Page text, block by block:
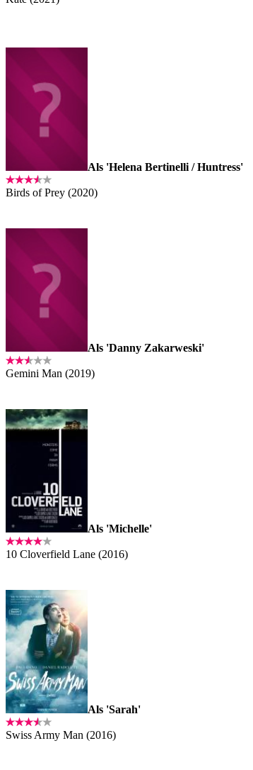
Als 'Helena Bertinelli / Huntress'
Birds of Prey (2020)
Als 'Danny Zakarweski'
Gemini Man (2019)
Als 'Michelle'
10 Cloverfield Lane (2016)
Als 'Sarah'
Swiss Army Man (2016)